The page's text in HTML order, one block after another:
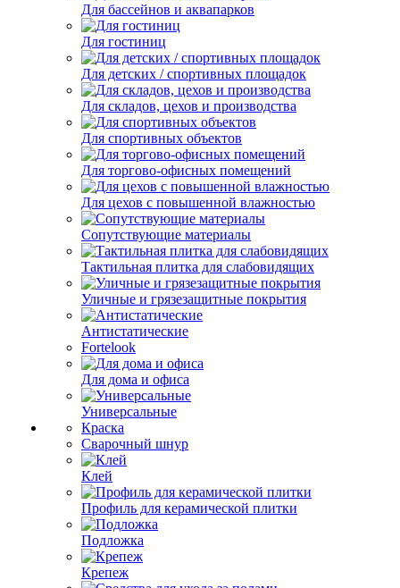
Для бассейнов и аквапарков
Для гостиниц
Для детских / спортивных площадок
Для складов, цехов и производства
Для спортивных объектов
Для торгово-офисных помещений
Для цехов с повышенной влажностью
Сопутствующие материалы
Тактильная плитка для слабовидящих
Уличные и грязезащитные покрытия
Антистатические
Fortelook
Для дома и офиса
Универсальные
Краска
Сварочный шнур
Клей
Профиль для керамической плитки
Подложка
Крепеж